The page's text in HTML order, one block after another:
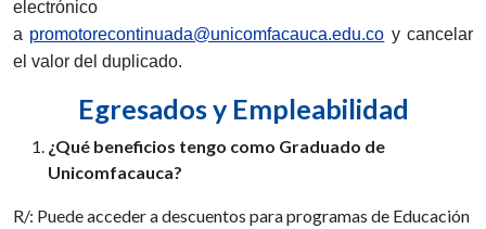
electrónico
a promotorecontinuada@unicomfacauca.edu.co y cancelar
el valor del duplicado.
Egresados y Empleabilidad
¿Qué beneficios tengo como Graduado de
Unicomfacauca?
R/: Puede acceder a descuentos para programas de Educación